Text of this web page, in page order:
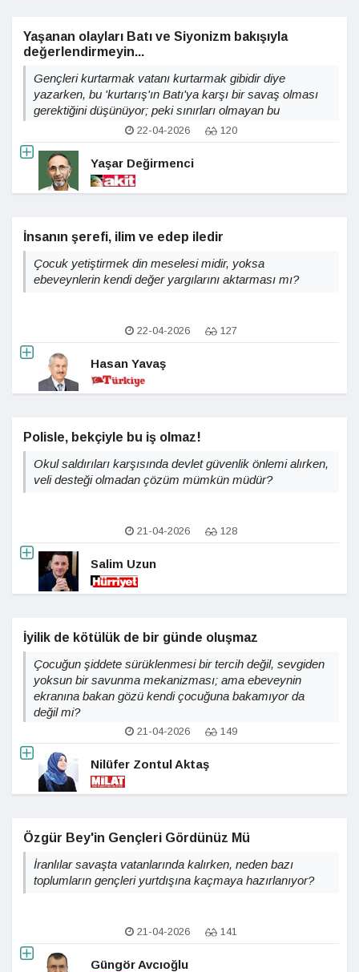
Yaşanan olayları Batı ve Siyonizm bakışıyla
değerlendirmeyin...
Gençleri kurtarmak vatanı kurtarmak gibidir diye
yazarken, bu 'kurtarış'ın Batı'ya karşı bir savaş olması
gerektiğini düşünüyor; peki sınırları olmayan bu
mücadele ideolojik kör noktalar yaratmıyor mu?
22-04-2026 120
Yaşar Değirmenci
İnsanın şerefi, ilim ve edep iledir
Çocuk yetiştirmek din meselesi midir, yoksa
ebeveynlerin kendi değer yargılarını aktarması mı?
22-04-2026 127
Hasan Yavaş
Polisle, bekçiyle bu iş olmaz!
Okul saldırıları karşısında devlet güvenlik önlemi alırken,
veli desteği olmadan çözüm mümkün müdür?
21-04-2026 128
Salim Uzun
İyilik de kötülük de bir günde oluşmaz
Çocuğun şiddete sürüklenmesi bir tercih değil, sevgiden
yoksun bir savunma mekanizması; ama ebeveynin
ekranına bakan gözü kendi çocuğuna bakamıyor da
değil mi?
21-04-2026 149
Nilüfer Zontul Aktaş
Özgür Bey'in Gençleri Gördünüz Mü
İranlılar savaşta vatanlarında kalırken, neden bazı
toplumların gençleri yurtdışına kaçmaya hazırlanıyor?
21-04-2026 141
Güngör Avcıoğlu